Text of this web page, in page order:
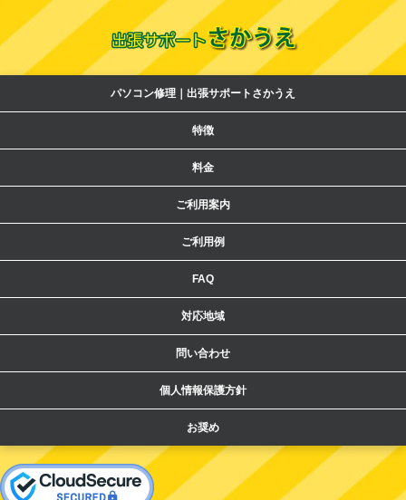
パソコン修理｜出張サポートさかうえ
特徴
料金
ご利用案内
ご利用例
FAQ
対応地域
問い合わせ
個人情報保護方針
お奨め